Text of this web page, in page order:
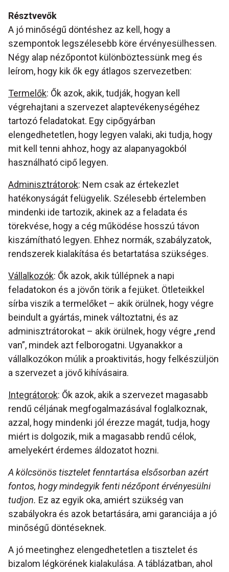
Résztvevők
A jó minőségű döntéshez az kell, hogy a
szempontok legszélesebb köre érvényesülhessen.
Négy alap nézőpontot különböztessünk meg és
leírom, hogy kik ők egy átlagos szervezetben:
Termelők: Ők azok, akik, tudják, hogyan kell
végrehajtani a szervezet alaptevékenységéhez
tartozó feladatokat. Egy cipőgyárban
elengedhetetlen, hogy legyen valaki, aki tudja, hogy
mit kell tenni ahhoz, hogy az alapanyagokból
használható cipő legyen.
Adminisztrátorok: Nem csak az értekezlet
hatékonyságát felügyelik. Szélesebb értelemben
mindenki ide tartozik, akinek az a feladata és
törekvése, hogy a cég működése hosszú távon
kiszámítható legyen. Ehhez normák, szabályzatok,
rendszerek kialakítása és betartatása szükséges.
Vállalkozók: Ők azok, akik túllépnek a napi
feladatokon és a jövőn törik a fejüket. Ötleteikkel
sírba viszik a termelőket – akik örülnek, hogy végre
beindult a gyártás, minek változtatni, és az
adminisztrátorokat – akik örülnek, hogy végre „rend
van”, mindek azt felborogatni. Ugyanakkor a
vállalkozókon múlik a proaktivitás, hogy felkészüljön
a szervezet a jövő kihívásaira.
Integrátorok: Ők azok, akik a szervezet magasabb
rendű céljának megfogalmazásával foglalkoznak,
azzal, hogy mindenki jól érezze magát, tudja, hogy
miért is dolgozik, mik a magasabb rendű célok,
amelyekért érdemes áldozatot hozni.
A kölcsönös tisztelet fenntartása elsősorban azért
fontos, hogy mindegyik fenti nézőpont érvényesülni
tudjon. Ez az egyik oka, amiért szükség van
szabályokra és azok betartására, ami garanciája a jó
minőségű döntéseknek.
A jó meetinghez elengedhetetlen a tisztelet és
bizalom légkörének kialakulása. A táblázatban, ahol